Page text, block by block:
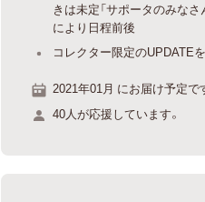
きは未定「サポータのみなさ
により日程前後
コレクター限定のUPDATE
2021年01月 にお届け予定で
40人が応援しています。